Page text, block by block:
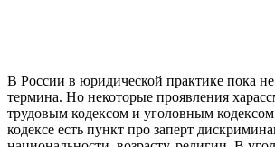
В России в юридической практике пока
термина. Но некоторые проявления
трудовым кодексом и уголовным
кодексе есть пункт про заперт